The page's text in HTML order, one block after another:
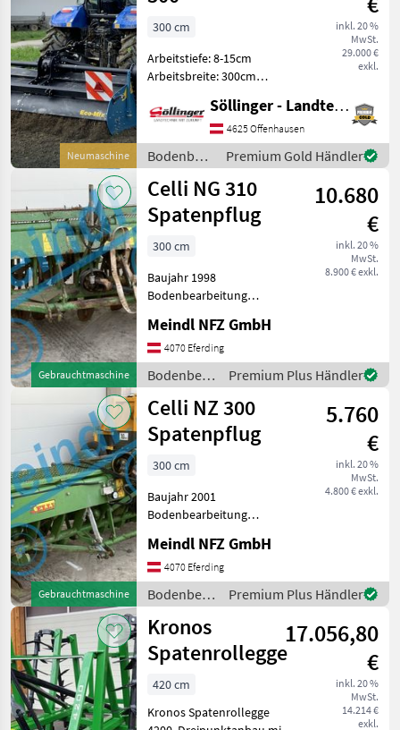
Neumaschine
inkl. 20 %
MwSt.
29.000 €
exkl.
300 cm
Arbeitstiefe: 8-15cm
Arbeitsbreite: 300cm
32 Spaten
Bodenbearbeitung
Spatenmaschine
Söllinger - Landtechnik GmbH
4625 Offenhausen
Bodenbearbeitung
/ Imants
Premium Gold Händler
Gebrauchtmaschine
Celli NG 310
Spatenpflug
10.680
€
inkl. 20 %
MwSt.
8.900 € exkl.
300 cm
Baujahr 1998
Bodenbearbeitung
Meindl NFZ GmbH
4070 Eferding
Bodenbearbeitung
/ Celli
Premium Plus Händler
Gebrauchtmaschine
Celli NZ 300
Spatenpflug
5.760
€
inkl. 20 %
MwSt.
4.800 € exkl.
300 cm
Baujahr 2001
Bodenbearbeitung
Meindl NFZ GmbH
4070 Eferding
Bodenbearbeitung
/ Celli
Premium Plus Händler
Kronos
Spatenrollegge
17.056,80
€
inkl. 20 %
MwSt.
14.214 €
exkl.
420 cm
Kronos Spatenrollegge